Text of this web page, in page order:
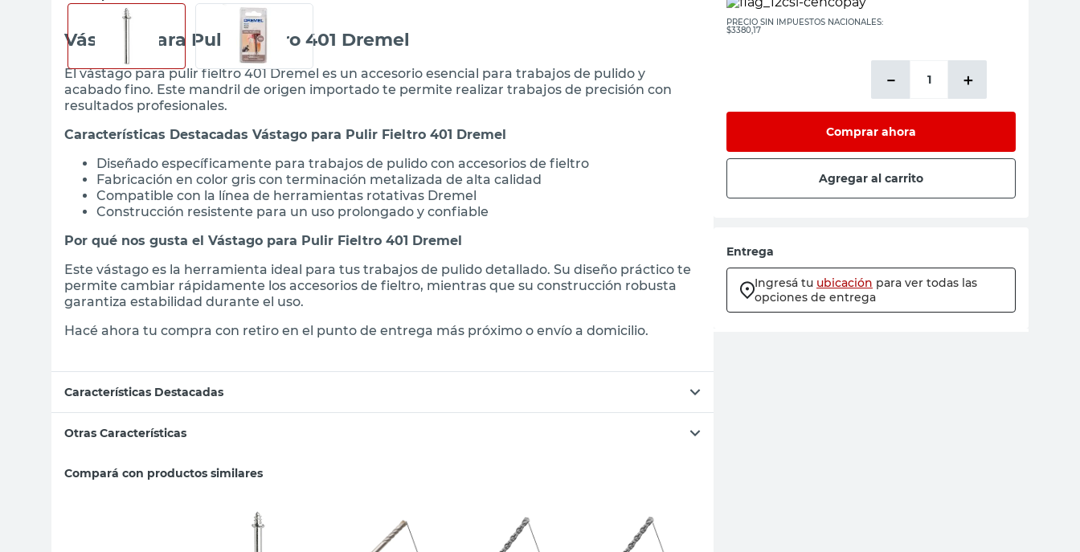
Vástago para Pulir Fieltro 401 Dremel
El vástago para pulir fieltro 401 Dremel es un accesorio esencial para trabajos de pulido y
acabado fino. Este mandril de origen importado te permite realizar trabajos de precisión con
resultados profesionales.
Características Destacadas Vástago para Pulir Fieltro 401 Dremel
Diseñado específicamente para trabajos de pulido con accesorios de fieltro
Fabricación en color gris con terminación metalizada de alta calidad
Compatible con la línea de herramientas rotativas Dremel
Construcción resistente para un uso prolongado y confiable
Por qué nos gusta el Vástago para Pulir Fieltro 401 Dremel
Este vástago es la herramienta ideal para tus trabajos de pulido detallado. Su diseño práctico te
permite cambiar rápidamente los accesorios de fieltro, mientras que su construcción robusta
garantiza estabilidad durante el uso.
Hacé ahora tu compra con retiro en el punto de entrega más próximo o envío a domicilio.
Características Destacadas
Otras Características
Compará con productos similares
PRECIO SIN IMPUESTOS NACIONALES:
$3380,17
＋
－
Comprar ahora
Agregar al carrito
Entrega
Ingresá tu ubicación para ver todas las
opciones de entrega
vanitory
ceramica
vanitory
ceramica